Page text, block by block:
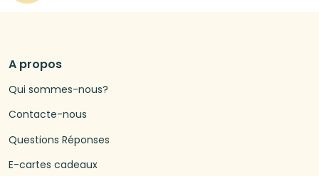
A propos
Qui sommes-nous?
Contacte-nous
Questions Réponses
E-cartes cadeaux